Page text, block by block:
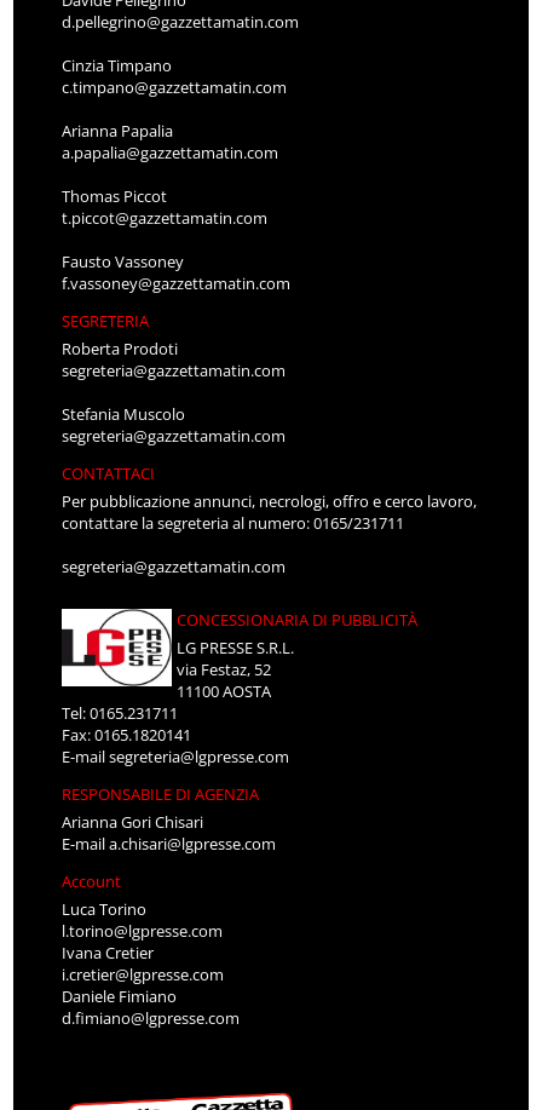
d.pellegrino@gazzettamatin.com
Cinzia Timpano
c.timpano@gazzettamatin.com
Arianna Papalia
a.papalia@gazzettamatin.com
Thomas Piccot
t.piccot@gazzettamatin.com
Fausto Vassoney
f.vassoney@gazzettamatin.com
SEGRETERIA
Roberta Prodoti
segreteria@gazzettamatin.com
Stefania Muscolo
segreteria@gazzettamatin.com
CONTATTACI
Per pubblicazione annunci, necrologi, offro e cerco lavoro,
contattare la segreteria al numero: 0165/231711
segreteria@gazzettamatin.com
CONCESSIONARIA DI PUBBLICITÀ
LG PRESSE S.R.L.
via Festaz, 52
11100 AOSTA
Tel: 0165.231711
Fax: 0165.1820141
E-mailsegreteria@lgpresse.com
RESPONSABILE DI AGENZIA
Arianna Gori Chisari
E-maila.chisari@lgpresse.com
Account
Luca Torino
l.torino@lgpresse.com
Ivana Cretier
i.cretier@lgpresse.com
Daniele Fimiano
d.fimiano@lgpresse.com